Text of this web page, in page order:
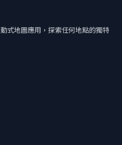
式地圖應用，探索任何地點的獨特